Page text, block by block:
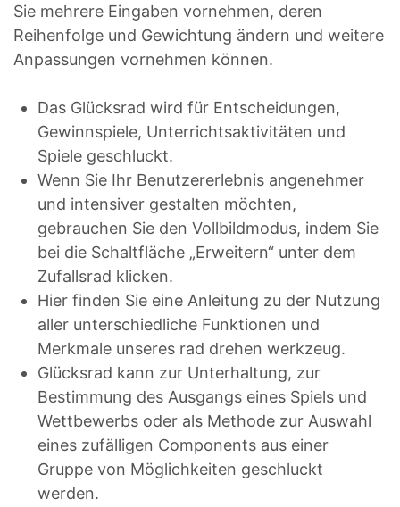
Sie mehrere Eingaben vornehmen, deren
Reihenfolge und Gewichtung ändern und weitere
Anpassungen vornehmen können.
Das Glücksrad wird für Entscheidungen,
Gewinnspiele, Unterrichtsaktivitäten und
Spiele geschluckt.
Wenn Sie Ihr Benutzererlebnis angenehmer
und intensiver gestalten möchten,
gebrauchen Sie den Vollbildmodus, indem Sie
bei die Schaltfläche „Erweitern“ unter dem
Zufallsrad klicken.
Hier finden Sie eine Anleitung zu der Nutzung
aller unterschiedliche Funktionen und
Merkmale unseres rad drehen werkzeug.
Glücksrad kann zur Unterhaltung, zur
Bestimmung des Ausgangs eines Spiels und
Wettbewerbs oder als Methode zur Auswahl
eines zufälligen Components aus einer
Gruppe von Möglichkeiten geschluckt
werden.